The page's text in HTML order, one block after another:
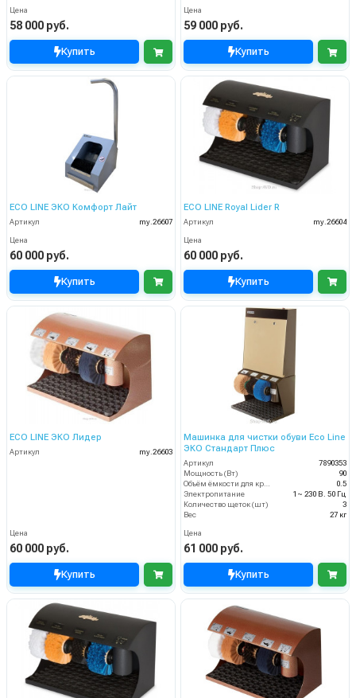
Цена
58 000 руб.
Купить
Цена
59 000 руб.
Купить
ECO LINE ЭКО Комфорт Лайт
Артикул my.26607
Цена
60 000 руб.
Купить
ECO LINE Royal Lider R
Артикул my.26604
Цена
60 000 руб.
Купить
ECO LINE ЭКО Лидер
Артикул my.26603
Цена
60 000 руб.
Купить
Машинка для чистки обуви Eco Line
ЭКО Стандарт Плюс
Артикул
7890353
Мощность (Вт)
90
0.5
Электропитание
1~ 230 В. 50 Гц
Количество щеток (шт)
3
Вес
27 кг
Цена
61 000 руб.
Купить